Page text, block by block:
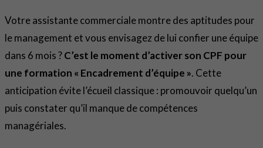
Votre assistante commerciale montre des aptitudes pour
le management et vous envisagez de lui confier une équipe
dans 6 mois ?C’est le moment d’activer son CPF pour
une formation « Encadrement d’équipe ». Cette
anticipation évite l’écueil classique : promouvoir quelqu’un
puis constater qu’il manque de compétences
managériales.